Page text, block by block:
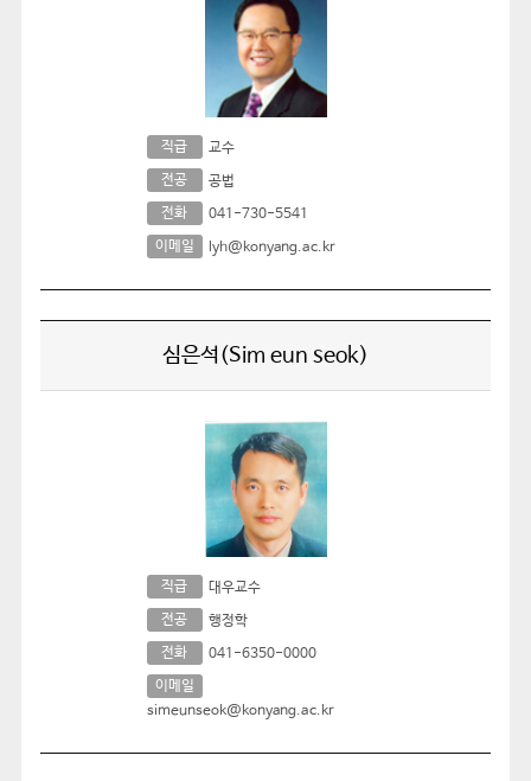
직급
교수
전공
공법
전화
041-730-5541
이메일
lyh@konyang.ac.kr
심은석(Sim eun seok)
직급
대우교수
전공
행정학
전화
041-6350-0000
이메일
simeunseok@konyang.ac.kr